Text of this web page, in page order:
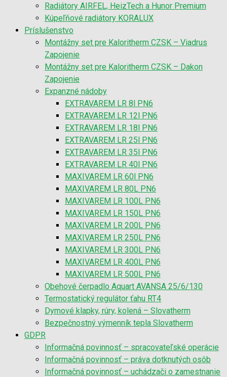
Radiátory AIRFEL, HeizTech a Hunor Premium
Kúpeľňové radiátory KORALUX
Príslušenstvo
Montážny set pre Kaloritherm CZSK – Viadrus
Zapojenie
Montážny set pre Kaloritherm CZSK – Dakon
Zapojenie
Expanzné nádoby
EXTRAVAREM LR 8l PN6
EXTRAVAREM LR 12l PN6
EXTRAVAREM LR 18l PN6
EXTRAVAREM LR 25l PN6
EXTRAVAREM LR 35l PN6
EXTRAVAREM LR 40l PN6
MAXIVAREM LR 60l PN6
MAXIVAREM LR 80L PN6
MAXIVAREM LR 100L PN6
MAXIVAREM LR 150L PN6
MAXIVAREM LR 200L PN6
MAXIVAREM LR 250L PN6
MAXIVAREM LR 300L PN6
MAXIVAREM LR 400L PN6
MAXIVAREM LR 500L PN6
Obehové čerpadlo Aquart AVANSA 25/6/130
Termostatický regulátor ťahu RT4
Dymové klapky, rúry, kolená – Slovatherm
Bezpečnostný výmenník tepla Slovatherm
GDPR
Informačná povinnosť – spracovateľské operácie
Informačná povinnosť – práva dotknutých osôb
Informačná povinnosť – uchádzači o zamestnanie